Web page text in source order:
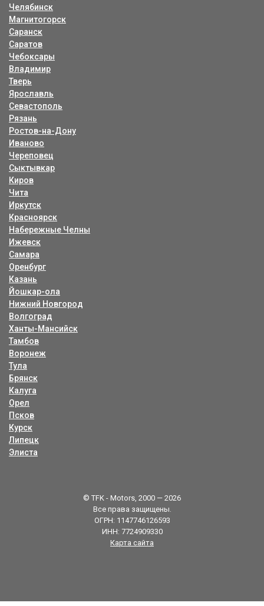
Челябинск
Магнитогорск
Саранск
Саратов
Чебоксары
Владимир
Тверь
Ярославль
Севастополь
Рязань
Ростов-на-Дону
Иваново
Череповец
Сыктывкар
Киров
Чита
Иркутск
Красноярск
Набережные Челны
Ижевск
Самара
Оренбург
Казань
Йошкар-ола
Нижний Новгород
Волгоград
Ханты-Мансийск
Тамбов
Воронеж
Тула
Брянск
Калуга
Орел
Псков
Курск
Липецк
Элиста
© TFK - Motors, 2000 — 2026
Все права защищены.
ОГРН: 1147746126593
ИНН: 7724909330
Карта сайта